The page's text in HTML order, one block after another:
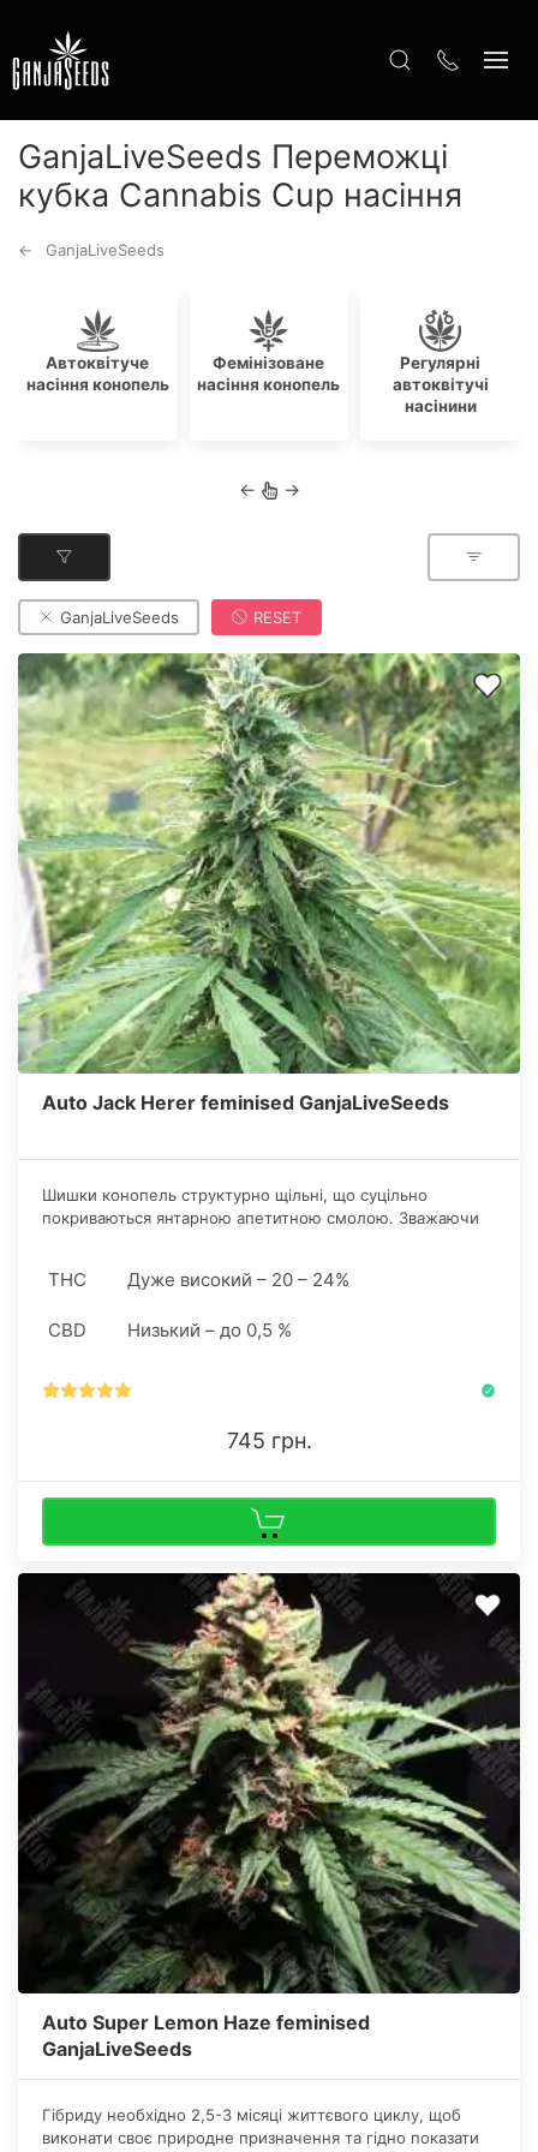
GanjaLiveSeeds Переможці
кубка Cannabis Cup насіння
GanjaLiveSeeds
Автоквітуче
насіння конопель
Фемінізоване
насіння конопель
Регулярні
автоквітучі
насінини
← →
GanjaLiveSeeds RESET
Auto Jack Herer feminised GanjaLiveSeeds
Шишки конопель структурно щільні, що суцільно
покриваються янтарною апетитною смолою. Зважаючи
відкритому грунті.
THC Дуже високий – 20 – 24%
CBD Низький – до 0,5 %
745 грн.
Auto Super Lemon Haze feminised
GanjaLiveSeeds
Гібриду необхідно 2,5-3 місяці життєвого циклу, щоб
виконати своє природне призначення та гідно показати